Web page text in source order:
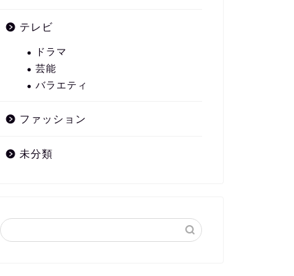
テレビ
ドラマ
芸能
バラエティ
ファッション
未分類